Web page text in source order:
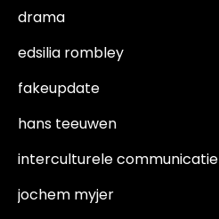
drama
edsilia rombley
fakeupdate
hans teeuwen
interculturele communicatie
jochem myjer